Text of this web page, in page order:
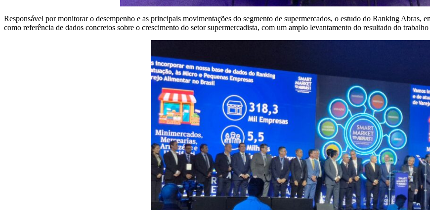
Responsável por monitorar o desempenho e as principais movimentações do segmento de supermercados, o estudo do Ranking Abras,
como referência de dados concretos sobre o crescimento do setor supermercadista, com um amplo levantamento do resultado do